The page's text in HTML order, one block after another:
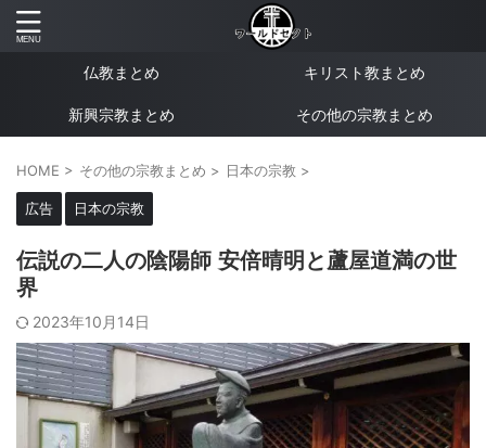
仏教まとめ キリスト教まとめ
新興宗教まとめ その他の宗教まとめ
HOME > その他の宗教まとめ > 日本の宗教 >
広告 日本の宗教
伝説の二人の陰陽師 安倍晴明と蘆屋道満の世
界
2023年10月14日